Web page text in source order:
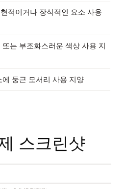
적이거나 장식적인 요소 사용
는 부조화스러운 색상 사용 지
둥근 모서리 사용 지양
스크린샷